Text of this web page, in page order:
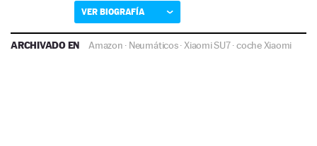
VER BIOGRAFÍA
ARCHIVADO EN Amazon · Neumáticos·Xiaomi SU7·coche Xiaomi